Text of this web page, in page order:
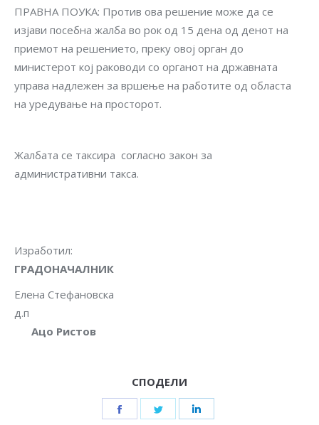
ПРАВНА ПОУКА: Против ова решение може да се
изјави посебна жалба во рок од 15 дена од денот на
приемот на решението, преку овој орган до
министерот кој раководи со органот на државната
управа надлежен за вршење на работите од областа
на уредување на просторот.
Жалбата се таксира согласно закон за
административни такса.
ГРАДОНАЧАЛНИК
Елена Стефановска
д.п
Ацо Ристов
СПОДЕЛИ
Share
Share